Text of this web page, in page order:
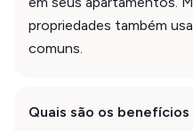
propriedades também
comuns.
Quais são os